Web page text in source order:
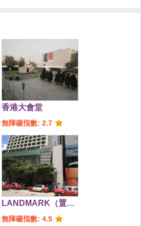
香港大會堂
無障礙指數: 2.7
LANDMARK（置地
廣場）
無障礙指數: 4.5